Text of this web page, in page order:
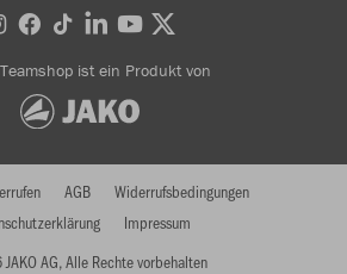
ist ein Produkt von
AG, Alle Rechte vorbehalten
AGB
Widerrufsbedingungen
Impressum